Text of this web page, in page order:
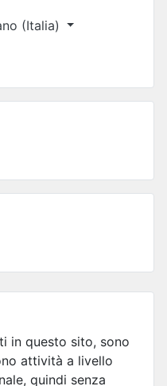
(Italia)
in questo sito, sono
attività a livello
quindi senza